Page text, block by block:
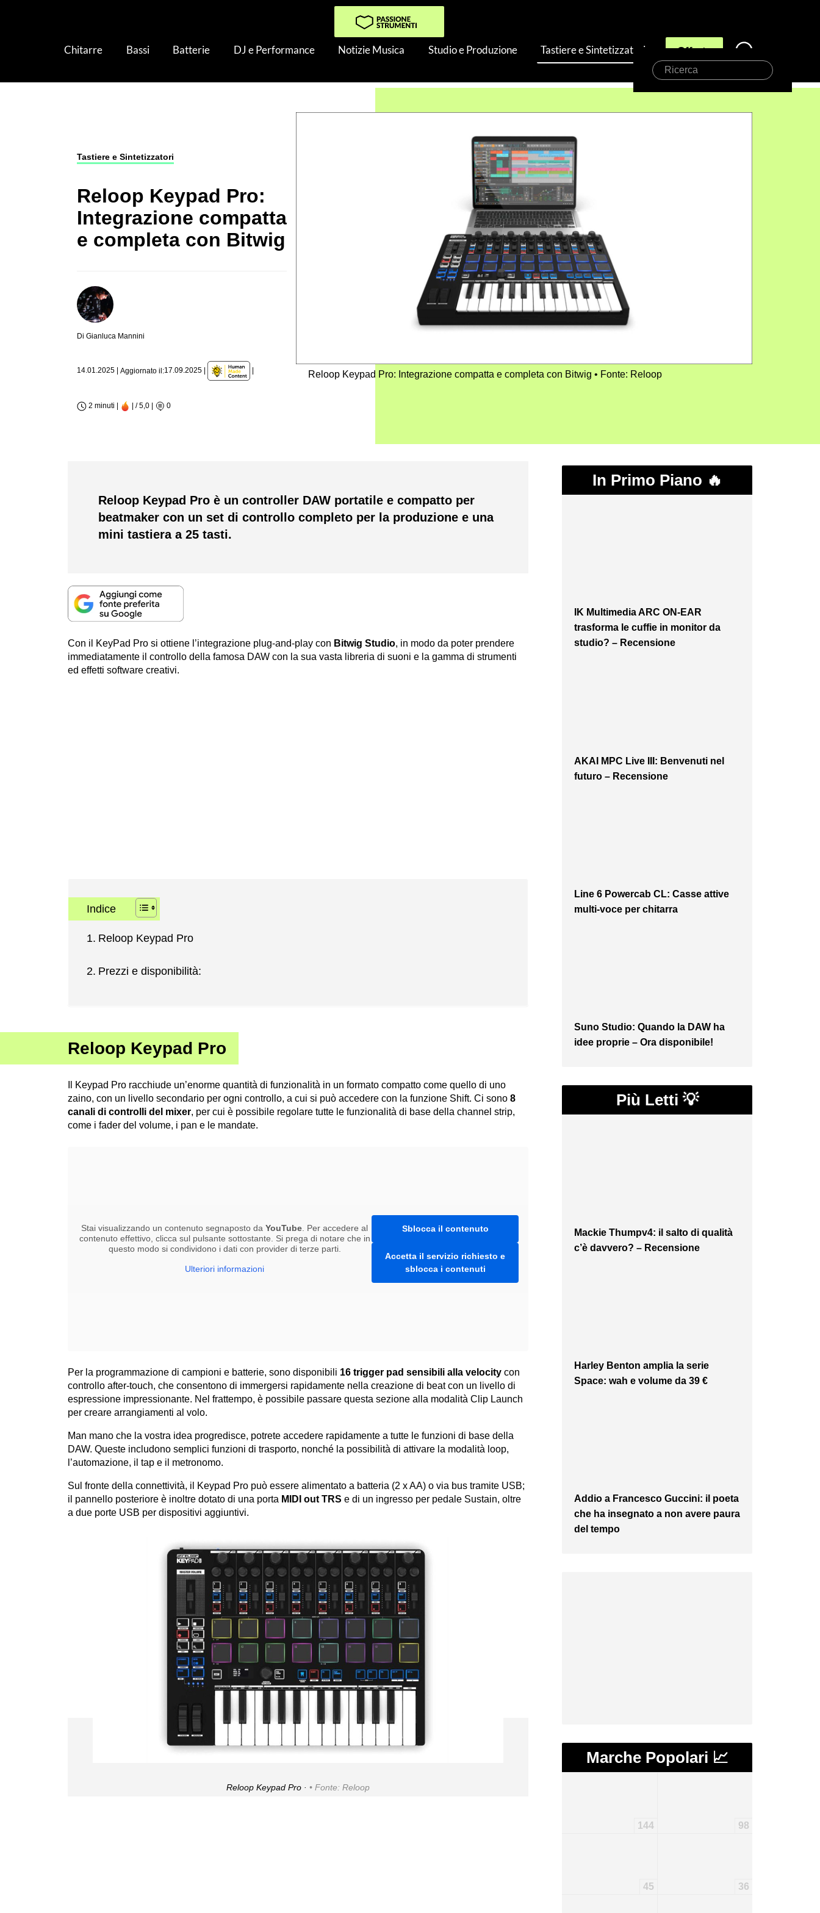
Chitarre Bassi Batterie DJ e Performance Notizie Musica Studio e Produzione Tastiere e Sintetizzatori Offerte
Ricerca
Tastiere e Sintetizzatori
Reloop Keypad Pro:
Integrazione compatta
e completa con Bitwig
Di Gianluca Mannini
14.01.2025 Aggiornato il:17.09.2025
2 minuti | | / 5,0 | 0
Reloop Keypad Pro: Integrazione compatta e completa con Bitwig Fonte: Reloop
Reloop Keypad Pro è un controller DAW portatile e compatto per
beatmaker con un set di controllo completo per la produzione e una
mini tastiera a 25 tasti.
Con il KeyPad Pro si ottiene l’integrazione plug-and-play con Bitwig Studio, in modo da poter prendere
immediatamente il controllo della famosa DAW con la sua vasta libreria di suoni e la gamma di strumenti
ed effetti software creativi.
Indice
Reloop Keypad Pro
Prezzi e disponibilità:
Reloop Keypad Pro
Il Keypad Pro racchiude un’enorme quantità di funzionalità in un formato compatto come quello di uno
zaino, con un livello secondario per ogni controllo, a cui si può accedere con la funzione Shift. Ci sono 8
canali di controlli del mixer, per cui è possibile regolare tutte le funzionalità di base della channel strip,
come i fader del volume, i pan e le mandate.
Stai visualizzando un contenuto segnaposto da YouTube. Per accedere al
contenuto effettivo, clicca sul pulsante sottostante. Si prega di notare che in
questo modo si condividono i dati con provider di terze parti.
Ulteriori informazioni
Sblocca il contenuto
Accetta il servizio richiesto e
sblocca i contenuti
Per la programmazione di campioni e batterie, sono disponibili 16 trigger pad sensibili alla velocity con
controllo after-touch, che consentono di immergersi rapidamente nella creazione di beat con un livello di
espressione impressionante. Nel frattempo, è possibile passare questa sezione alla modalità Clip Launch
per creare arrangiamenti al volo.
Man mano che la vostra idea progredisce, potrete accedere rapidamente a tutte le funzioni di base della
DAW. Queste includono semplici funzioni di trasporto, nonché la possibilità di attivare la modalità loop,
l’automazione, il tap e il metronomo.
Sul fronte della connettività, il Keypad Pro può essere alimentato a batteria (2 x AA) o via bus tramite USB;
il pannello posteriore è inoltre dotato di una porta MIDI out TRS e di un ingresso per pedale Sustain, oltre
a due porte USB per dispositivi aggiuntivi.
Reloop Keypad Pro · Fonte: Reloop
In Primo Piano 🔥
IK Multimedia ARC ON-EAR
trasforma le cuffie in monitor da
studio? – Recensione
AKAI MPC Live III: Benvenuti nel
futuro – Recensione
Line 6 Powercab CL: Casse attive
multi-voce per chitarra
Suno Studio: Quando la DAW ha
idee proprie – Ora disponibile!
Più Letti 💡
Mackie Thumpv4: il salto di qualità
c’è davvero? – Recensione
Harley Benton amplia la serie
Space: wah e volume da 39 €
Addio a Francesco Guccini: il poeta
che ha insegnato a non avere paura
del tempo
Marche Popolari 📈
144 98
45 36